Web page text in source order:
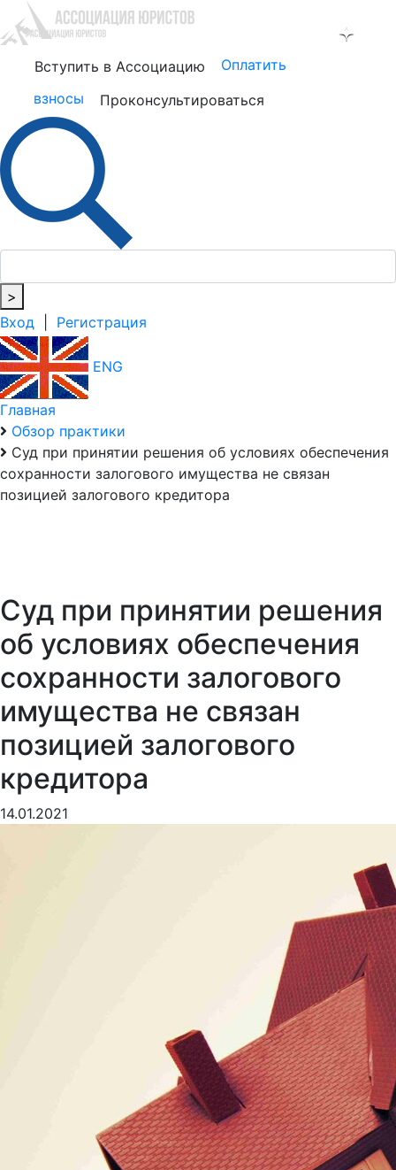
Вступить в Ассоциацию
Оплатить
взносы
Проконсультироваться
>
Вход
Регистрация
ENG
Главная
Обзор практики
Суд при принятии решения об условиях обеспечения
сохранности залогового имущества не связан
позицией залогового кредитора
Суд при принятии решения
об условиях обеспечения
сохранности залогового
имущества не связан
позицией залогового
кредитора
14.01.2021